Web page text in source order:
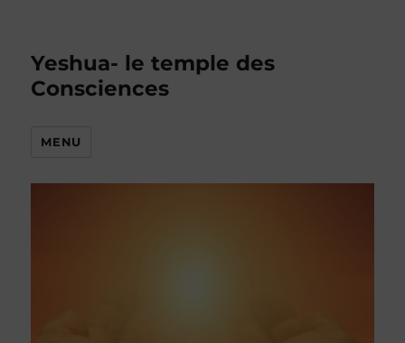
Yeshua- le temple des
Consciences
MENU